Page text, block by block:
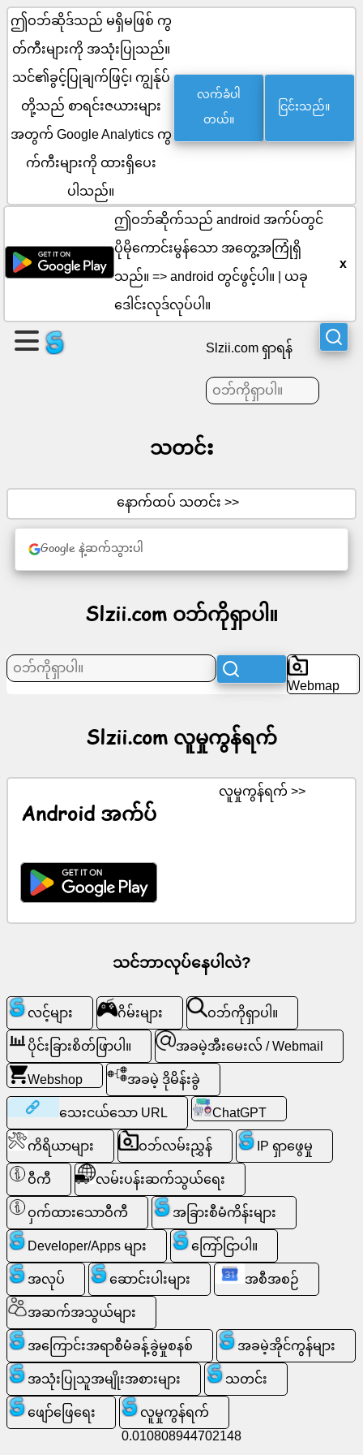
စာမျက်နှာ
တစ်
ခု
ဖန်တီး
ပါ။
အဖွဲ့
ဖန်တီး
ပါ။
ဖျော်ဖြေ
ရေး
သတင်း
ChatGPT
မ်း
ဝ
ဘ်
ရှာ
ပါ။
အီး
မေး
လ်
/
ပိုင်းခြား
စိတ်ဖြာ
ပါ။
Webshop
ဤဝဘ်ဆိုဒ်သည် မရှိမဖြစ် ကွ
တ်ကီးများကို အသုံးပြုသည်။
သင်၏ခွင့်ပြုချက်ဖြင့်၊ ကျွန်ုပ်
တို့သည် စာရင်းဇယားများ
အတွက် Google Analytics ကွ
က်ကီးများကို ထားရှိပေး
ပါသည်။
လက်ခံပါ
တယ်။
ငြင်းသည်။
ဤဝဘ်ဆိုက်သည် android အက်ပ်တွင်
ပိုမိုကောင်းမွန်သော အတွေ့အကြုံရှိ
သည်။ => android တွင်ဖွင့်ပါ။ ယခု
ဒေါင်းလုဒ်လုပ်ပါ။
x
Slzii.com ရှာရန်
သတင်း
နောက်ထပ် သတင်း >>
Google နဲ့ဆက်သွားပါ
Slzii.com ဝဘ်ကိုရှာပါ။
Webmap
Slzii.com လူမှုကွန်ရက်
Android အက်ပ်
လူမှုကွန်ရက် >>
သင်ဘာလုပ်နေပါလဲ?
လင့်များ ဂိမ်းများ ဝဘ်ကိုရှာပါ။
ပိုင်းခြားစိတ်ဖြာပါ။ အခမဲ့အီးမေးလ် / Webmail
Webshop အခမဲ့ ဒိုမိန်းခွဲ
သေးငယ်သော URL ChatGPT
ကိရိယာများ ဝဘ်လမ်းညွှန် IP ရှာဖွေမှု
ဝီကီ လမ်းပန်းဆက်သွယ်ရေး
ဝှက်ထားသောဝီကီ အခြားစီမံကိန်းများ
Developer/Apps များ ကြော်ငြာပါ။
အလုပ် ဆောင်းပါးများ အစီအစဉ်
အဆက်အသွယ်များ
အကြောင်းအရာစီမံခန့်ခွဲမှုစနစ် အခမဲ့အိုင်ကွန်များ
အသုံးပြုသူအမျိုးအစားများ သတင်း
ဖျော်ဖြေရေး
လူမှုကွန်ရက်
0.010808944702148